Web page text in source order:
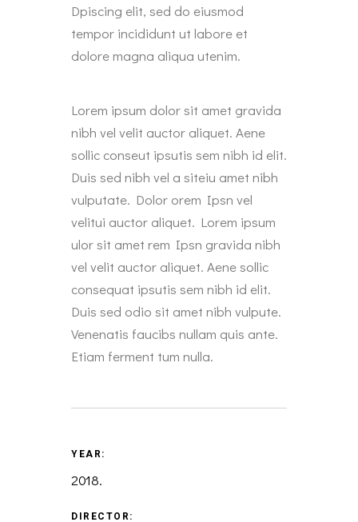
Dpiscing elit, sed do eiusmod
tempor incididunt ut labore et
dolore magna aliqua utenim.
Lorem ipsum dolor sit amet gravida
nibh vel velit auctor aliquet. Aene
sollic conseut ipsutis sem nibh id elit.
Duis sed nibh vel a siteiu amet nibh
vulputate. Dolor orem Ipsn vel
velitui auctor aliquet. Lorem ipsum
ulor sit amet rem Ipsn gravida nibh
vel velit auctor aliquet. Aene sollic
consequat ipsutis sem nibh id elit.
Duis sed odio sit amet nibh vulpute.
Venenatis faucibs nullam quis ante.
Etiam ferment tum nulla.
YEAR:
2018.
DIRECTOR: